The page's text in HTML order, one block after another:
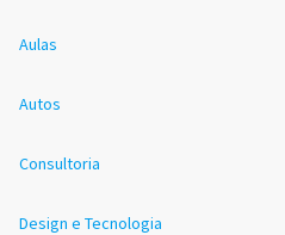
Aulas
Autos
Consultoria
Design e Tecnologia